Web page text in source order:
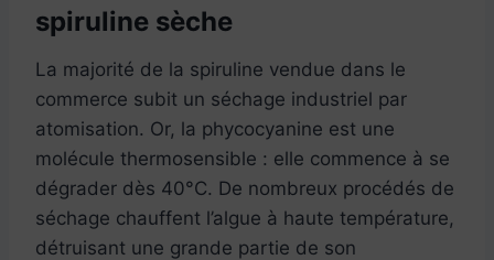
spiruline sèche
La majorité de la spiruline vendue dans le
commerce subit un séchage industriel par
atomisation. Or, la phycocyanine est une
molécule thermosensible : elle commence à se
dégrader dès 40°C. De nombreux procédés de
séchage chauffent l’algue à haute température,
détruisant une grande partie de son